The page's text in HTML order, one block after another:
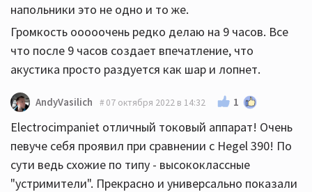
напольники это не одно и то же.
Громкость ооооочень редко делаю на 9 часов. Все
что после 9 часов создает впечатление, что
акустика просто раздуется как шар и лопнет.
AndyVasilich 07 октября 2022 в 14:32 1
Electrocimpaniet отличный токовый аппарат! Очень
певуче себя проявил при сравнении с Hegel 390! По
сути ведь схожие по типу - высококлассные
"устримители". Прекрасно и универсально показали